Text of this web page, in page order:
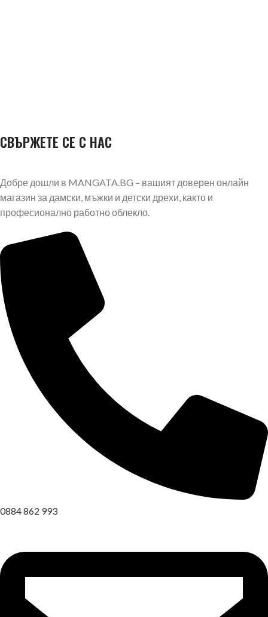
СВЪРЖЕТЕ СЕ С НАС
Добре дошли в MANGATA.BG – вашият доверен онлайн
магазин за дамски, мъжки и детски дрехи, както и
професионално работно облекло.
0884 862 993